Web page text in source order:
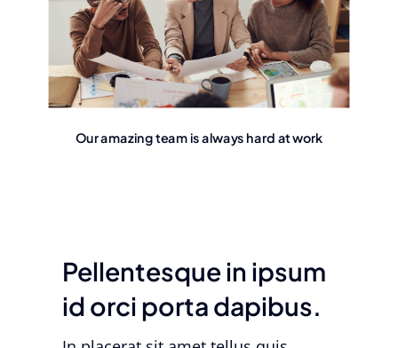
Our amazing team is always hard at work
Pellentesque in ipsum
id orci porta dapibus.